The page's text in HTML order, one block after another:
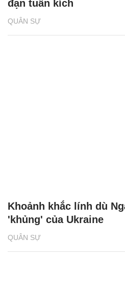
QUÂN SỰ
đạn tuần kích
QUÂN SỰ
Khoảnh khắc lính dù
'khủng' của Ukraine